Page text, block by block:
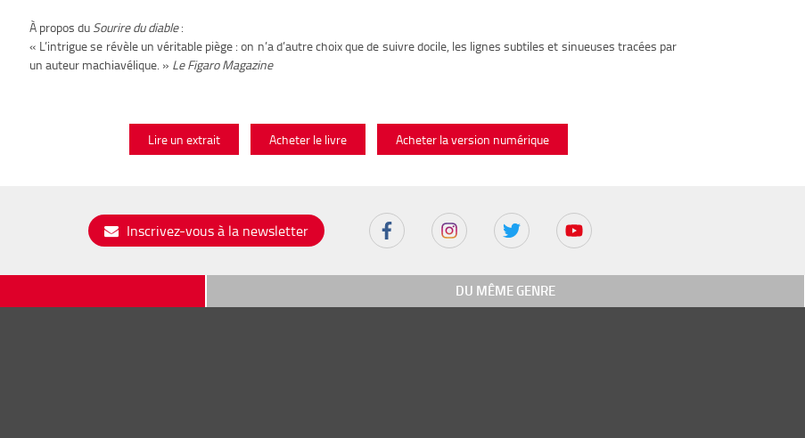
À propos du Sourire du diable:
« L’intrigue se révèle un véritable piège : on n’a d’autre choix que de suivre docile, les lignes subtiles et sinueuses tracées par
un auteur machiavélique. » Le Figaro Magazine
Lire un extrait Acheter le livre Acheter la version numérique
Inscrivez-vous à la newsletter
DU MÊME GENRE